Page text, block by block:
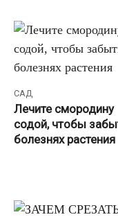
САД
Лeчите смородину
содой, чтобы
болeзнях растения